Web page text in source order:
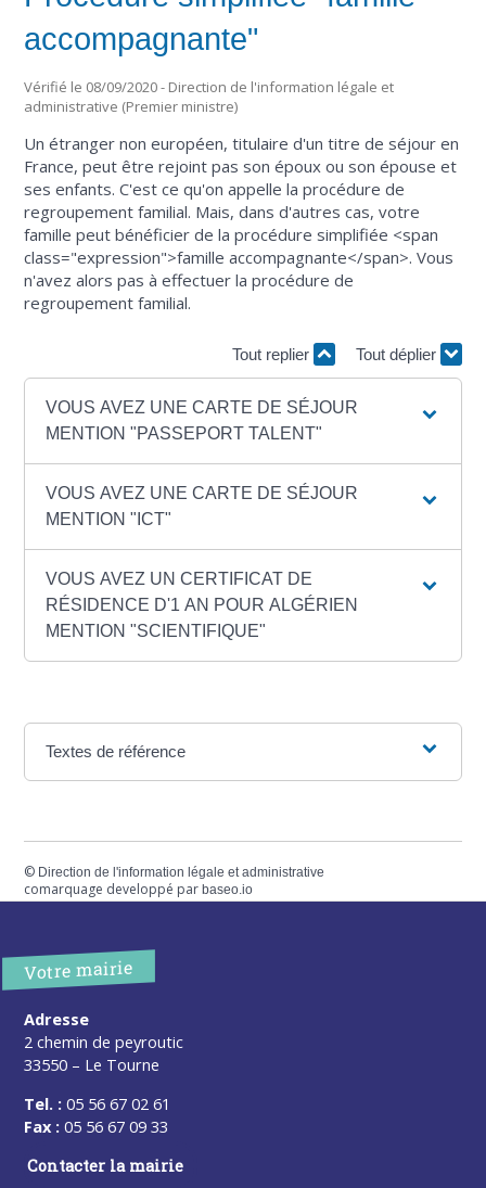
accompagnante"
Vérifié le 08/09/2020 - Direction de l'information légale et
administrative (Premier ministre)
Un étranger non européen, titulaire d'un titre de séjour en
France, peut être rejoint pas son époux ou son épouse et
ses enfants. C'est ce qu'on appelle la procédure de
regroupement familial. Mais, dans d'autres cas, votre
famille peut bénéficier de la procédure simplifiée <span
class="expression">famille accompagnante</span>. Vous
n'avez alors pas à effectuer la procédure de
regroupement familial.
Tout replier Tout déplier
VOUS AVEZ UNE CARTE DE SÉJOUR
MENTION "PASSEPORT TALENT"
VOUS AVEZ UNE CARTE DE SÉJOUR
MENTION "ICT"
VOUS AVEZ UN CERTIFICAT DE
RÉSIDENCE D'1 AN POUR ALGÉRIEN
MENTION "SCIENTIFIQUE"
Textes de référence
© Direction de l'information légale et administrative
comarquage developpé parbaseo.io
Votre mairie
Adresse
2 chemin de peyroutic
33550 – Le Tourne
Tel. : 05 56 67 02 61
Fax : 05 56 67 09 33
Contacter la mairie